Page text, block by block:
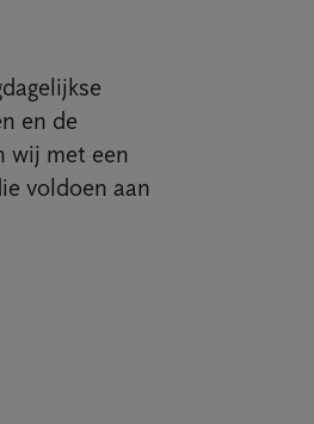
en de
wij met een
voldoen aan